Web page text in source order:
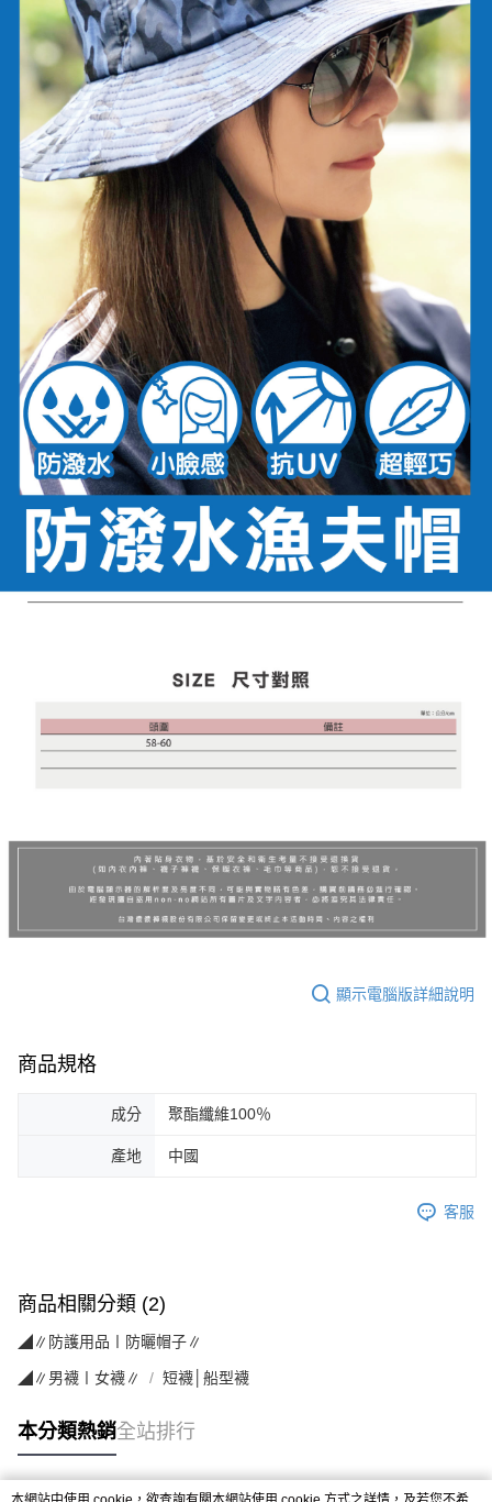
顯示電腦版詳細說明
商品規格
成分 聚酯纖維100％
產地 中國
客服
商品相關分類 (2)
◢∥防護用品〡防曬帽子∥
◢∥男襪〡女襪∥ 短襪│船型襪
本分類熱銷全站排行